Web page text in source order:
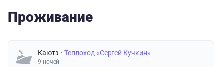
Проживание
Каюта • Теплоход «Сергей Кучкин»
9 ночей